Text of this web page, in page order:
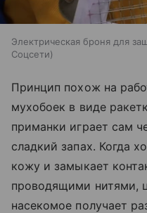
Электрическая броня для
Соцсети
Принцип похож на
мухобоек в виде
приманки играет сам
сладкий запах. Когда
кожу и замыкает
проводящими нитями,
насекомое получает